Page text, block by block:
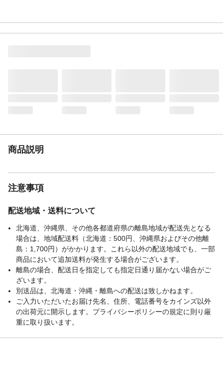
商品説明
注意事項
配送地域・送料について
北海道、沖縄県、その他各都道府県の離島地域が配送先となる
場合は、地域配送料（北海道：500円、沖縄県およびその他離
島：1,700円）がかかります。これら以外の配送地域でも、一部
商品において追加送料が発生する場合がございます。
離島の場合、配送日を指定しても指定日通り届かない場合がご
ざいます。
別送品は、北海道・沖縄・離島への配送は致しかねます。
ご入力いただいたお届け先名、住所、電話番号をカインズ以外
の出荷元に開示します。プライバシーポリシーの規定に則り厳
重に取り扱います。